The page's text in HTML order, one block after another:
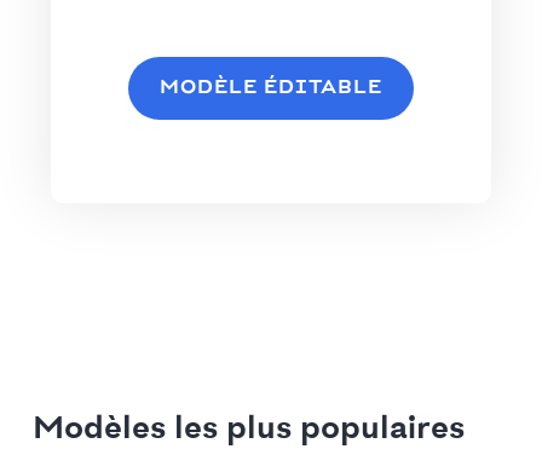
MODÈLE ÉDITABLE
Modèles les plus populaires